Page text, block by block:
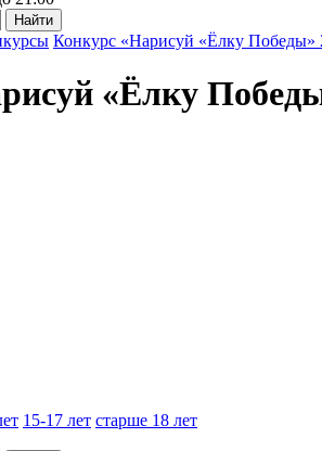
Конкурс «Нарисуй «Ёлку Победы»
«Ёлку
15-17 лет старше 18 лет